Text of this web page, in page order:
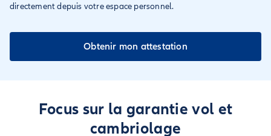
directement depuis votre espace personnel.
Obtenir mon attestation
Focus sur la garantie vol et
cambriolage